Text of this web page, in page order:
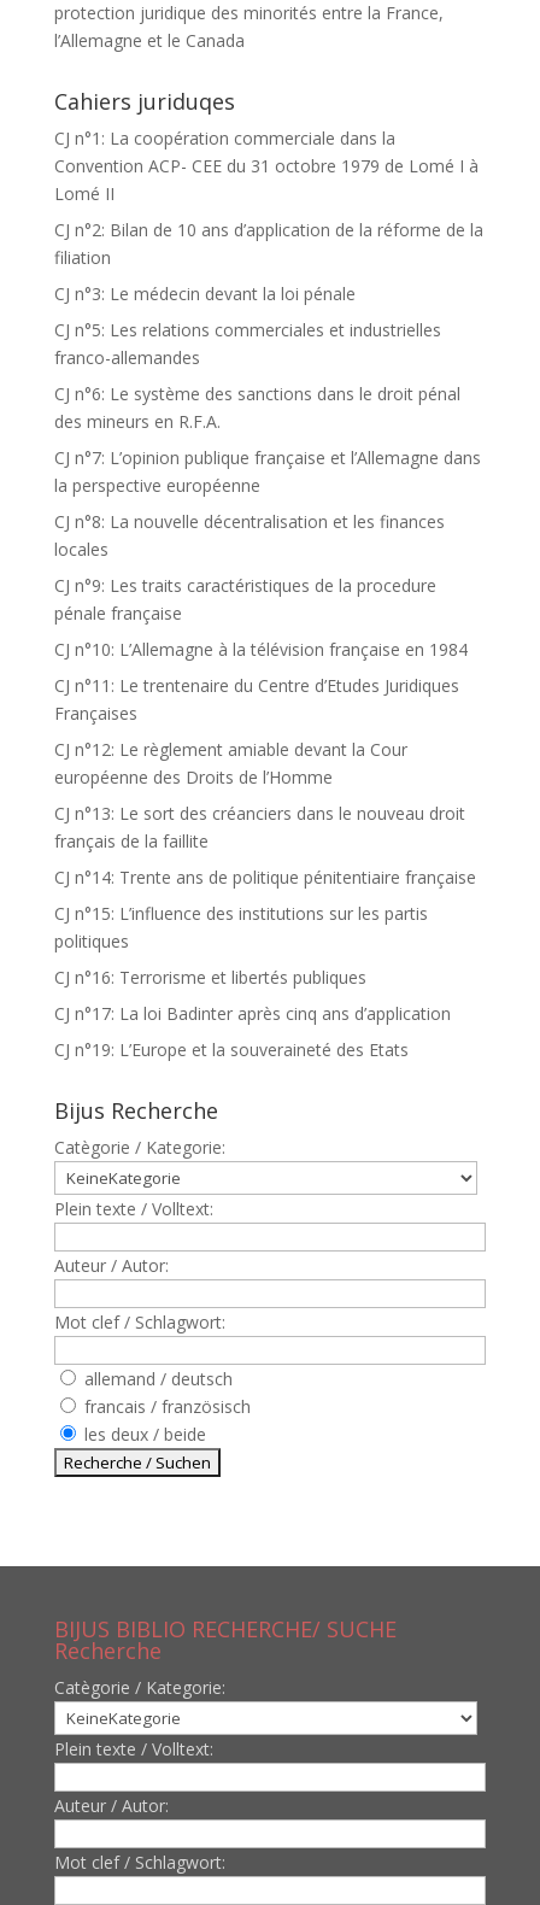
protection juridique des minorités entre la France,
l’Allemagne et le Canada
Cahiers juriduqes
CJ n°1: La coopération commerciale dans la
Convention ACP- CEE du 31 octobre 1979 de Lomé I à
Lomé II
CJ n°2: Bilan de 10 ans d’application de la réforme de la
filiation
CJ n°3: Le médecin devant la loi pénale
CJ n°5: Les relations commerciales et industrielles
franco-allemandes
CJ n°6: Le système des sanctions dans le droit pénal
des mineurs en R.F.A.
CJ n°7: L’opinion publique française et l’Allemagne dans
la perspective européenne
CJ n°8: La nouvelle décentralisation et les finances
locales
CJ n°9: Les traits caractéristiques de la procedure
pénale française
CJ n°10: L’Allemagne à la télévision française en 1984
CJ n°11: Le trentenaire du Centre d’Etudes Juridiques
Françaises
CJ n°12: Le règlement amiable devant la Cour
européenne des Droits de l’Homme
CJ n°13: Le sort des créanciers dans le nouveau droit
français de la faillite
CJ n°14: Trente ans de politique pénitentiaire française
CJ n°15: L’influence des institutions sur les partis
politiques
CJ n°16: Terrorisme et libertés publiques
CJ n°17: La loi Badinter après cinq ans d’application
CJ n°19: L’Europe et la souveraineté des Etats
Bijus Recherche
Catègorie / Kategorie:
Plein texte / Volltext:
Auteur / Autor:
Mot clef / Schlagwort:
allemand / deutsch
francais / französisch
les deux / beide
BIJUS BIBLIO RECHERCHE/ SUCHE
Recherche
Catègorie / Kategorie:
Plein texte / Volltext:
Auteur / Autor:
Mot clef / Schlagwort: